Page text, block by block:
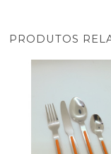
PRODUTOS